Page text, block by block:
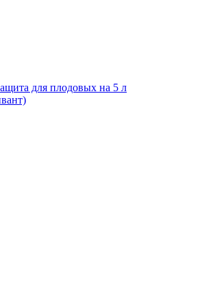
для плодовых на 5 л